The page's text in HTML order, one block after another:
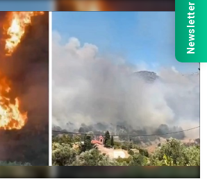
Newsletter